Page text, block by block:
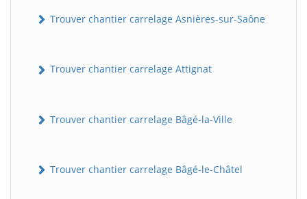
Trouver chantier carrelage Asnières-sur-Saône
Trouver chantier carrelage Attignat
Trouver chantier carrelage Bâgé-la-Ville
Trouver chantier carrelage Bâgé-le-Châtel